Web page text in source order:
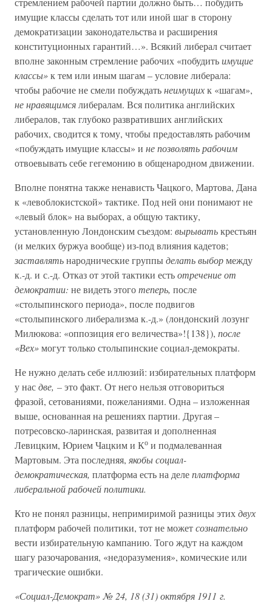
имущие классы сделать тот или иной шаг в сторону
демократизации законодательства и расширения
конституционных гарантий…». Всякий либерал считает
вполне законным стремление рабочих «побудитьимущие
классы»к тем или иным шагам – условие либерала:
чтобы рабочие не смели побуждатьнеимущихк «шагам»,
не нравящимсялибералам. Вся политика английских
либералов, так глубоко развративших английских
рабочих, сводится к тому, чтобы предоставлять рабочим
«побуждать имущие классы» и не позволять рабочим
отвоевывать себе гегемонию в общенародном движении.
Вполне понятна также ненависть Чацкого, Мартова, Дана
к «левоблокистской» тактике. Под ней они понимают не
«левый блок» на выборах, а общую тактику,
установленную Лондонским съездом: вырыватькрестьян
(и мелких буржуа вообще) из-под влияния кадетов;
заставлятьнароднические группыделать выбормежду
к.-д. и с.-д. Отказ от этой тактики естьотречение от
демократии: не видеть этоготеперь, после
«столыпинского периода», после подвигов
«столыпинского либерализма к.-д.» (лондонский лозунг
Милюкова: «оппозиция его величества»!{138}), после
«Вех»могут только столыпинские социал-демократы.
Не нужно делать себе иллюзий: избирательных платформ
у насдве, –это факт. От него нельзя отговориться
фразой, сетованиями, пожеланиями. Одна – изложенная
выше, основанная на решениях партии. Другая –
потресовско-ларинская, развитая и дополненная
Левицким, Юрием Чацким и Ко и подмалеванная
Мартовым. Эта последняя, якобы социал-
демократическая, платформа есть на делеплатформа
либеральной рабочей политики.
Кто не понял разницы, непримиримой разницы этихдвух
платформ рабочей политики, тот не можетсознательно
вести избирательную кампанию. Того ждут на каждом
шагу разочарования, «недоразумения», комические или
трагические ошибки.
«Социал-Демократ» № 24, 18 (31) октября 1911 г.